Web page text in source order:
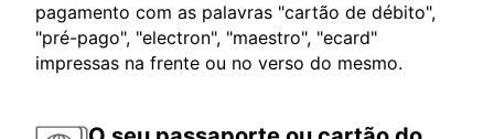
pagamento com as palavras "cartão de débito",
"pré-pago", "electron", "maestro", "ecard"
impressas na frente ou no verso do mesmo.